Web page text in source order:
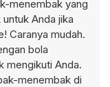
menembak yang
Anda jika
Caranya mudah.
bola
mengikuti Anda.
menembak di